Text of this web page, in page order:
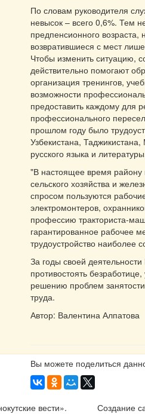
По словам руководителя
невысок – всего 0,6%. Тем
предпенсионного
возвратившиеся с мест
Чтобы изменить ситуацию,
действительно помогают
организация тренингов,
возможности
предоставить каждому для
профессионального
прошлом году было
Узбекистана,
русского языка и
"В настоящее время району
сельского хозяйства и
спросом пользуются
электромонтеров,
профессию тракториста-
гарантированное рабочее
трудоустройство наиболее
За годы своей
противостоять
решению проблем
труда.
Автор: Валентина Алпатова
Вы можете поделиться
вести».
Создание